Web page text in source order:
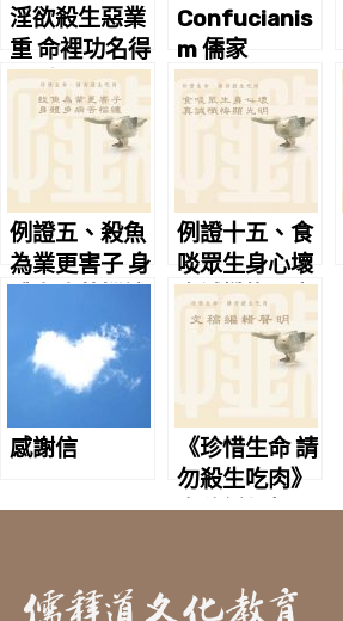
淫欲殺生惡業
重 命裡功名得
不到
Confucianis
m 儒家
例證五、殺魚
為業更害子 身
例證十五、食
啖眾生身心壞
真誠懺悔顯光
明
感謝信
《珍惜生命 請
勿殺生吃肉》
文稿編輯聲明